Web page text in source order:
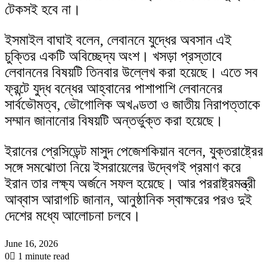
টেকসই হবে না।
ইসমাইল বাঘাই বলেন, লেবাননে যুদ্ধের অবসান এই
চুক্তির একটি অবিচ্ছেদ্য অংশ। খসড়া প্রস্তাবে
লেবাননের বিষয়টি তিনবার উল্লেখ করা হয়েছে। এতে সব
ফ্রন্টে যুদ্ধ বন্ধের আহ্বানের পাশাপাশি লেবাননের
সার্বভৌমত্ব, ভৌগোলিক অখণ্ডতা ও জাতীয় নিরাপত্তাকে
সম্মান জানানোর বিষয়টি অন্তর্ভুক্ত করা হয়েছে।
ইরানের প্রেসিডেন্ট মাসুদ পেজেশকিয়ান বলেন, যুক্তরাষ্ট্রের
সঙ্গে সমঝোতা নিয়ে ইসরায়েলের উদ্বেগই প্রমাণ করে
ইরান তার লক্ষ্য অর্জনে সফল হয়েছে। আর পররাষ্ট্রমন্ত্রী
আব্বাস আরাগচি জানান, আনুষ্ঠানিক স্বাক্ষরের পরও দুই
দেশের মধ্যে আলোচনা চলবে।
June 16, 2026
0
1 minute read